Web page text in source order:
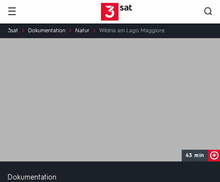
Hauptnavigation 3SAT
Sie
sind
3sat Dokumentation Natur Wildnis am Lago Maggiore
43 min
Dokumentation